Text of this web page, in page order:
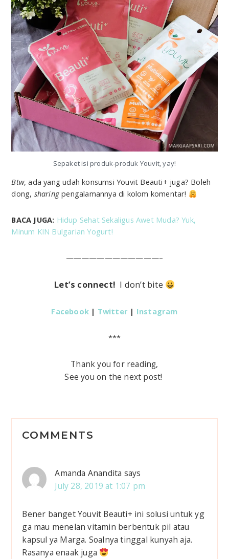
Sepaket isi produk-produk Youvit, yay!
Btw, ada yang udah konsumsi Youvit Beauti+ juga? Boleh
dong, sharing pengalamannya di kolom komentar!
BACA JUGA: Hidup Sehat Sekaligus Awet Muda? Yuk,
Minum KIN Bulgarian Yogurt!
————————————–
Let’s connect! I don’t bite
Facebook | Twitter | Instagram
***
Thank you for reading,
See you on the next post!
R
d
COMMENTS
Amanda Anandita says
July 28, 2019 at 1:07 pm
Bener banget Youvit Beauti+ ini solusi untuk yg
ga mau menelan vitamin berbentuk pil atau
kapsul ya Marga. Soalnya tinggal kunyah aja.
Rasanya enaak juga